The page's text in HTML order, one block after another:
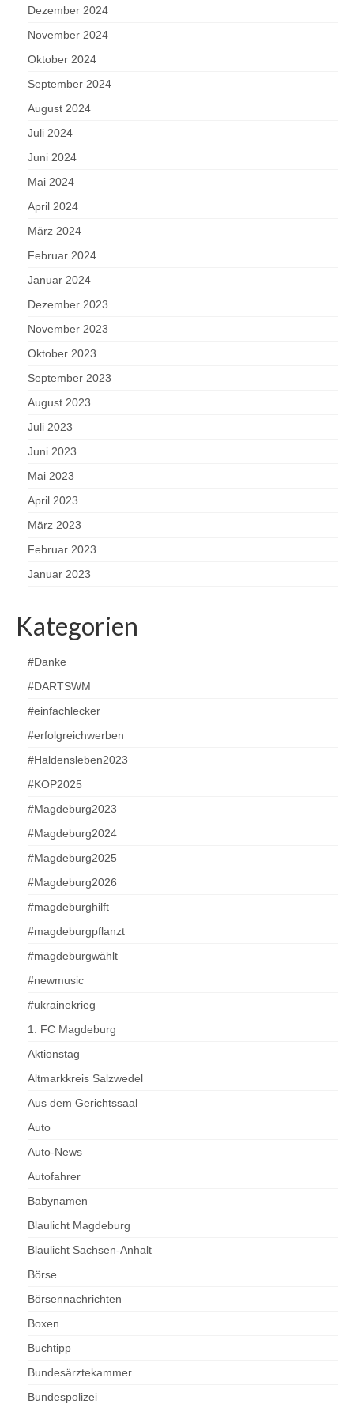
Dezember 2024
November 2024
Oktober 2024
September 2024
August 2024
Juli 2024
Juni 2024
Mai 2024
April 2024
März 2024
Februar 2024
Januar 2024
Dezember 2023
November 2023
Oktober 2023
September 2023
August 2023
Juli 2023
Juni 2023
Mai 2023
April 2023
März 2023
Februar 2023
Januar 2023
Kategorien
#Danke
#DARTSWM
#einfachlecker
#erfolgreichwerben
#Haldensleben2023
#KOP2025
#Magdeburg2023
#Magdeburg2024
#Magdeburg2025
#Magdeburg2026
#magdeburghilft
#magdeburgpflanzt
#magdeburgwählt
#newmusic
#ukrainekrieg
1. FC Magdeburg
Aktionstag
Altmarkkreis Salzwedel
Aus dem Gerichtssaal
Auto
Auto-News
Autofahrer
Babynamen
Blaulicht Magdeburg
Blaulicht Sachsen-Anhalt
Börse
Börsennachrichten
Boxen
Buchtipp
Bundesärztekammer
Bundespolizei